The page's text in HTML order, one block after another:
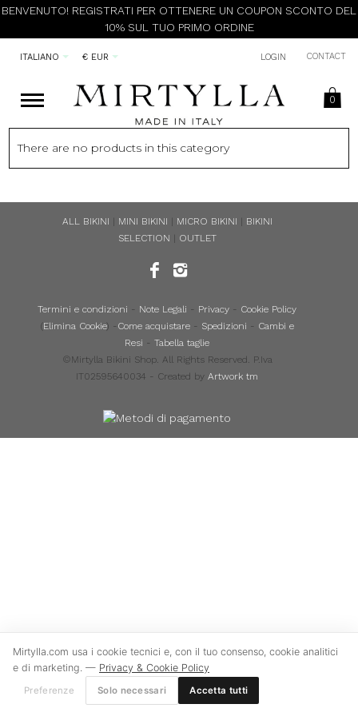
BENVENUTO! REGISTRATI PER OTTENERE UN COUPON SCONTO DEL
10% SUL TUO PRIMO ORDINE
CONTACT
ITALIANO LOGIN
€ EUR
0
There are no products in this category
ALL BIKINI MINI BIKINI MICRO BIKINI
BIKINI
SELECTION
OUTLET
Termini e condizioni - Note Legali - Privacy - Cookie Policy
(Elimina Cookie) - Come acquistare- Spedizioni - Cambi e
Resi - Tabella taglie
©Mirtylla Bikini Shop. All Rights Reserved. P.Iva
IT02595640034 - Created by Artwork tm
Mirtylla.com usa i cookie tecnici e, con il tuo consenso, cookie analitici
e di marketing. — Privacy & Cookie Policy
Preferenze Solo necessari Accetta tutti